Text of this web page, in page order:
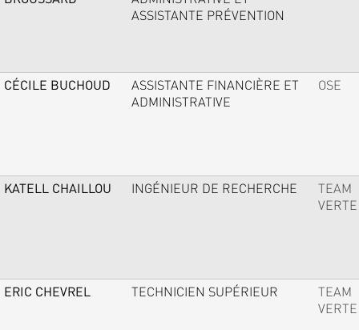
ASSISTANTE PRÉVENTION
CÉCILE BUCHOUD
ASSISTANTE FINANCIÈRE ET
ADMINISTRATIVE
OSE
KATELL CHAILLOU INGÉNIEUR DE RECHERCHE
TEAM
VERTE
ERIC CHEVREL TECHNICIEN SUPÉRIEUR
TEAM
VERTE